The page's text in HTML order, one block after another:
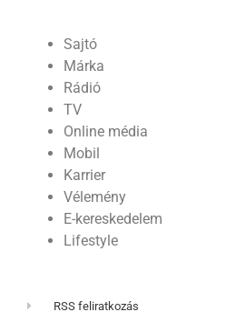
Sajtó
Márka
Rádió
TV
Online média
Mobil
Karrier
Vélemény
E-kereskedelem
Lifestyle
RSS feliratkozás